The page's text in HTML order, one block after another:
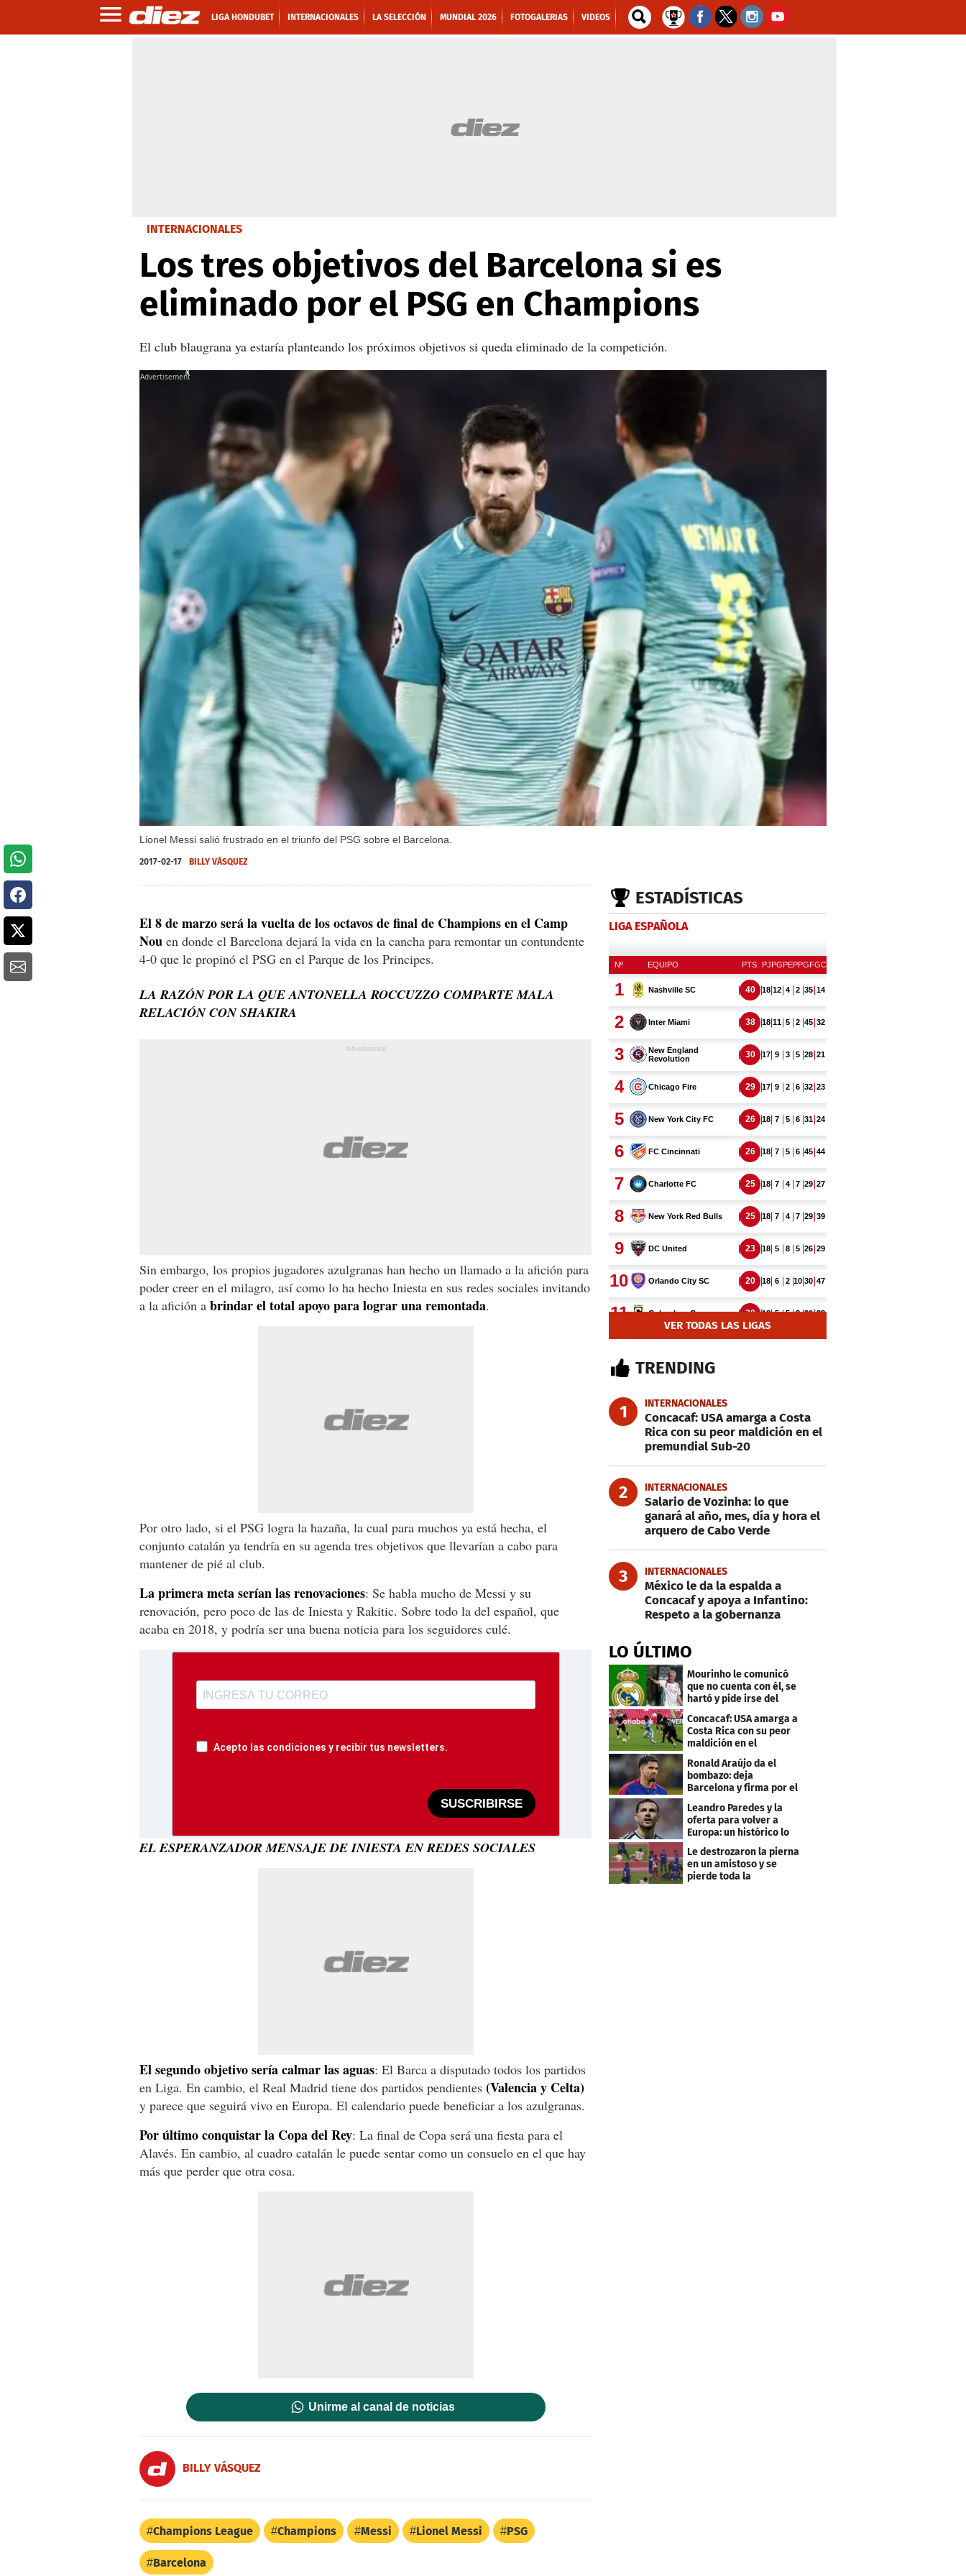
LIGA HONDUBET INTERNACIONALES LA SELECCIÓN MUNDIAL 2026 FOTOGALERIAS VIDEOS
INTERNACIONALES
Los tres objetivos del Barcelona si es
eliminado por el PSG en Champions
El club blaugrana ya estaría planteando los próximos objetivos si queda eliminado de la competición.
Lionel Messi salió frustrado en el triunfo del PSG sobre el Barcelona.
X
2017-02-17 BILLY VÁSQUEZ
El 8 de marzo será la vuelta de los octavos de final de Champions en el Camp
Nou en donde el Barcelona dejará la vida en la cancha para remontar un contundente
4-0 que le propinó el PSG en el Parque de los Principes.
LA RAZÓN POR LA QUE ANTONELLA ROCCUZZO COMPARTE MALA
RELACIÓN CON SHAKIRA
Sin embargo, los propios jugadores azulgranas han hecho un llamado a la afición para
poder creer en el milagro, así como lo ha hecho Iniesta en sus redes sociales invitando
a la afición a brindar el total apoyo para lograr una remontada.
Por otro lado, si el PSG logra la hazaña, la cual para muchos ya está hecha, el
conjunto catalán ya tendría en su agenda tres objetivos que llevarían a cabo para
mantener de pié al club.
La primera meta serían las renovaciones: Se habla mucho de Messi y su
renovación, pero poco de las de Iniesta y Rakitic. Sobre todo la del español, que
acaba en 2018, y podría ser una buena noticia para los seguidores culé.
Acepto las condiciones y recibir tus newsletters.
SUSCRIBIRSE
EL ESPERANZADOR MENSAJE DE INIESTA EN REDES SOCIALES
El segundo objetivo sería calmar las aguas: El Barca a disputado todos los partidos
en Liga. En cambio, el Real Madrid tiene dos partidos pendientes (Valencia y Celta)
y parece que seguirá vivo en Europa. El calendario puede beneficiar a los azulgranas.
Por último conquistar la Copa del Rey: La final de Copa será una fiesta para el
Alavés. En cambio, al cuadro catalán le puede sentar como un consuelo en el que hay
más que perder que otra cosa.
Unirme al canal de noticias
BILLY VÁSQUEZ
Champions League Champions Messi Lionel Messi PSG
Barcelona
ESTADÍSTICAS
LIGA ESPAÑOLA
VER TODAS LAS LIGAS
TRENDING
1 INTERNACIONALES
Concacaf: USA amarga a Costa
Rica con su peor maldición en el
premundial Sub-20
2 INTERNACIONALES
Salario de Vozinha: lo que
ganará al año, mes, día y hora el
arquero de Cabo Verde
3 INTERNACIONALES
México le da la espalda a
Concacaf y apoya a Infantino:
Respeto a la gobernanza
LO ÚLTIMO
Mourinho le comunicó
que no cuenta con él, se
hartó y pide irse del
Concacaf: USA amarga a
Costa Rica con su peor
maldición en el
premundial Sub-20
Ronald Araújo da el
bombazo: deja
Barcelona y firma por el
club menos pensado
Leandro Paredes y la
oferta para volver a
Europa: un histórico lo
quiere comprar
Le destrozaron la pierna
en un amistoso y se
pierde toda la